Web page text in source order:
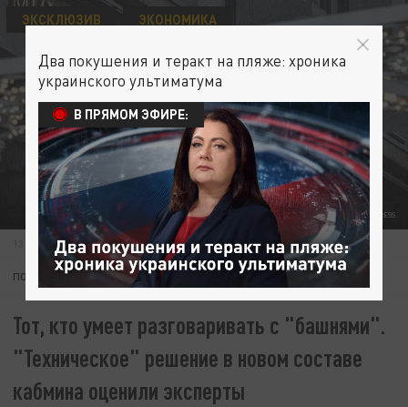
ФОТО: KONSTANTIN KOKOSHKIN/GLOBALLOOKPRESS
ЭКСКЛЮЗИВ ЭКОНОМИКА
13 МАЯ 22:43
ПОДПИШИТЕСЬ:
Тот, кто умеет разговаривать с "башнями".
"Техническое" решение в новом составе
кабмина оценили эксперты
Два покушения и теракт на пляже: хроника
украинского ультиматума
В ПРЯМОМ ЭФИРЕ: